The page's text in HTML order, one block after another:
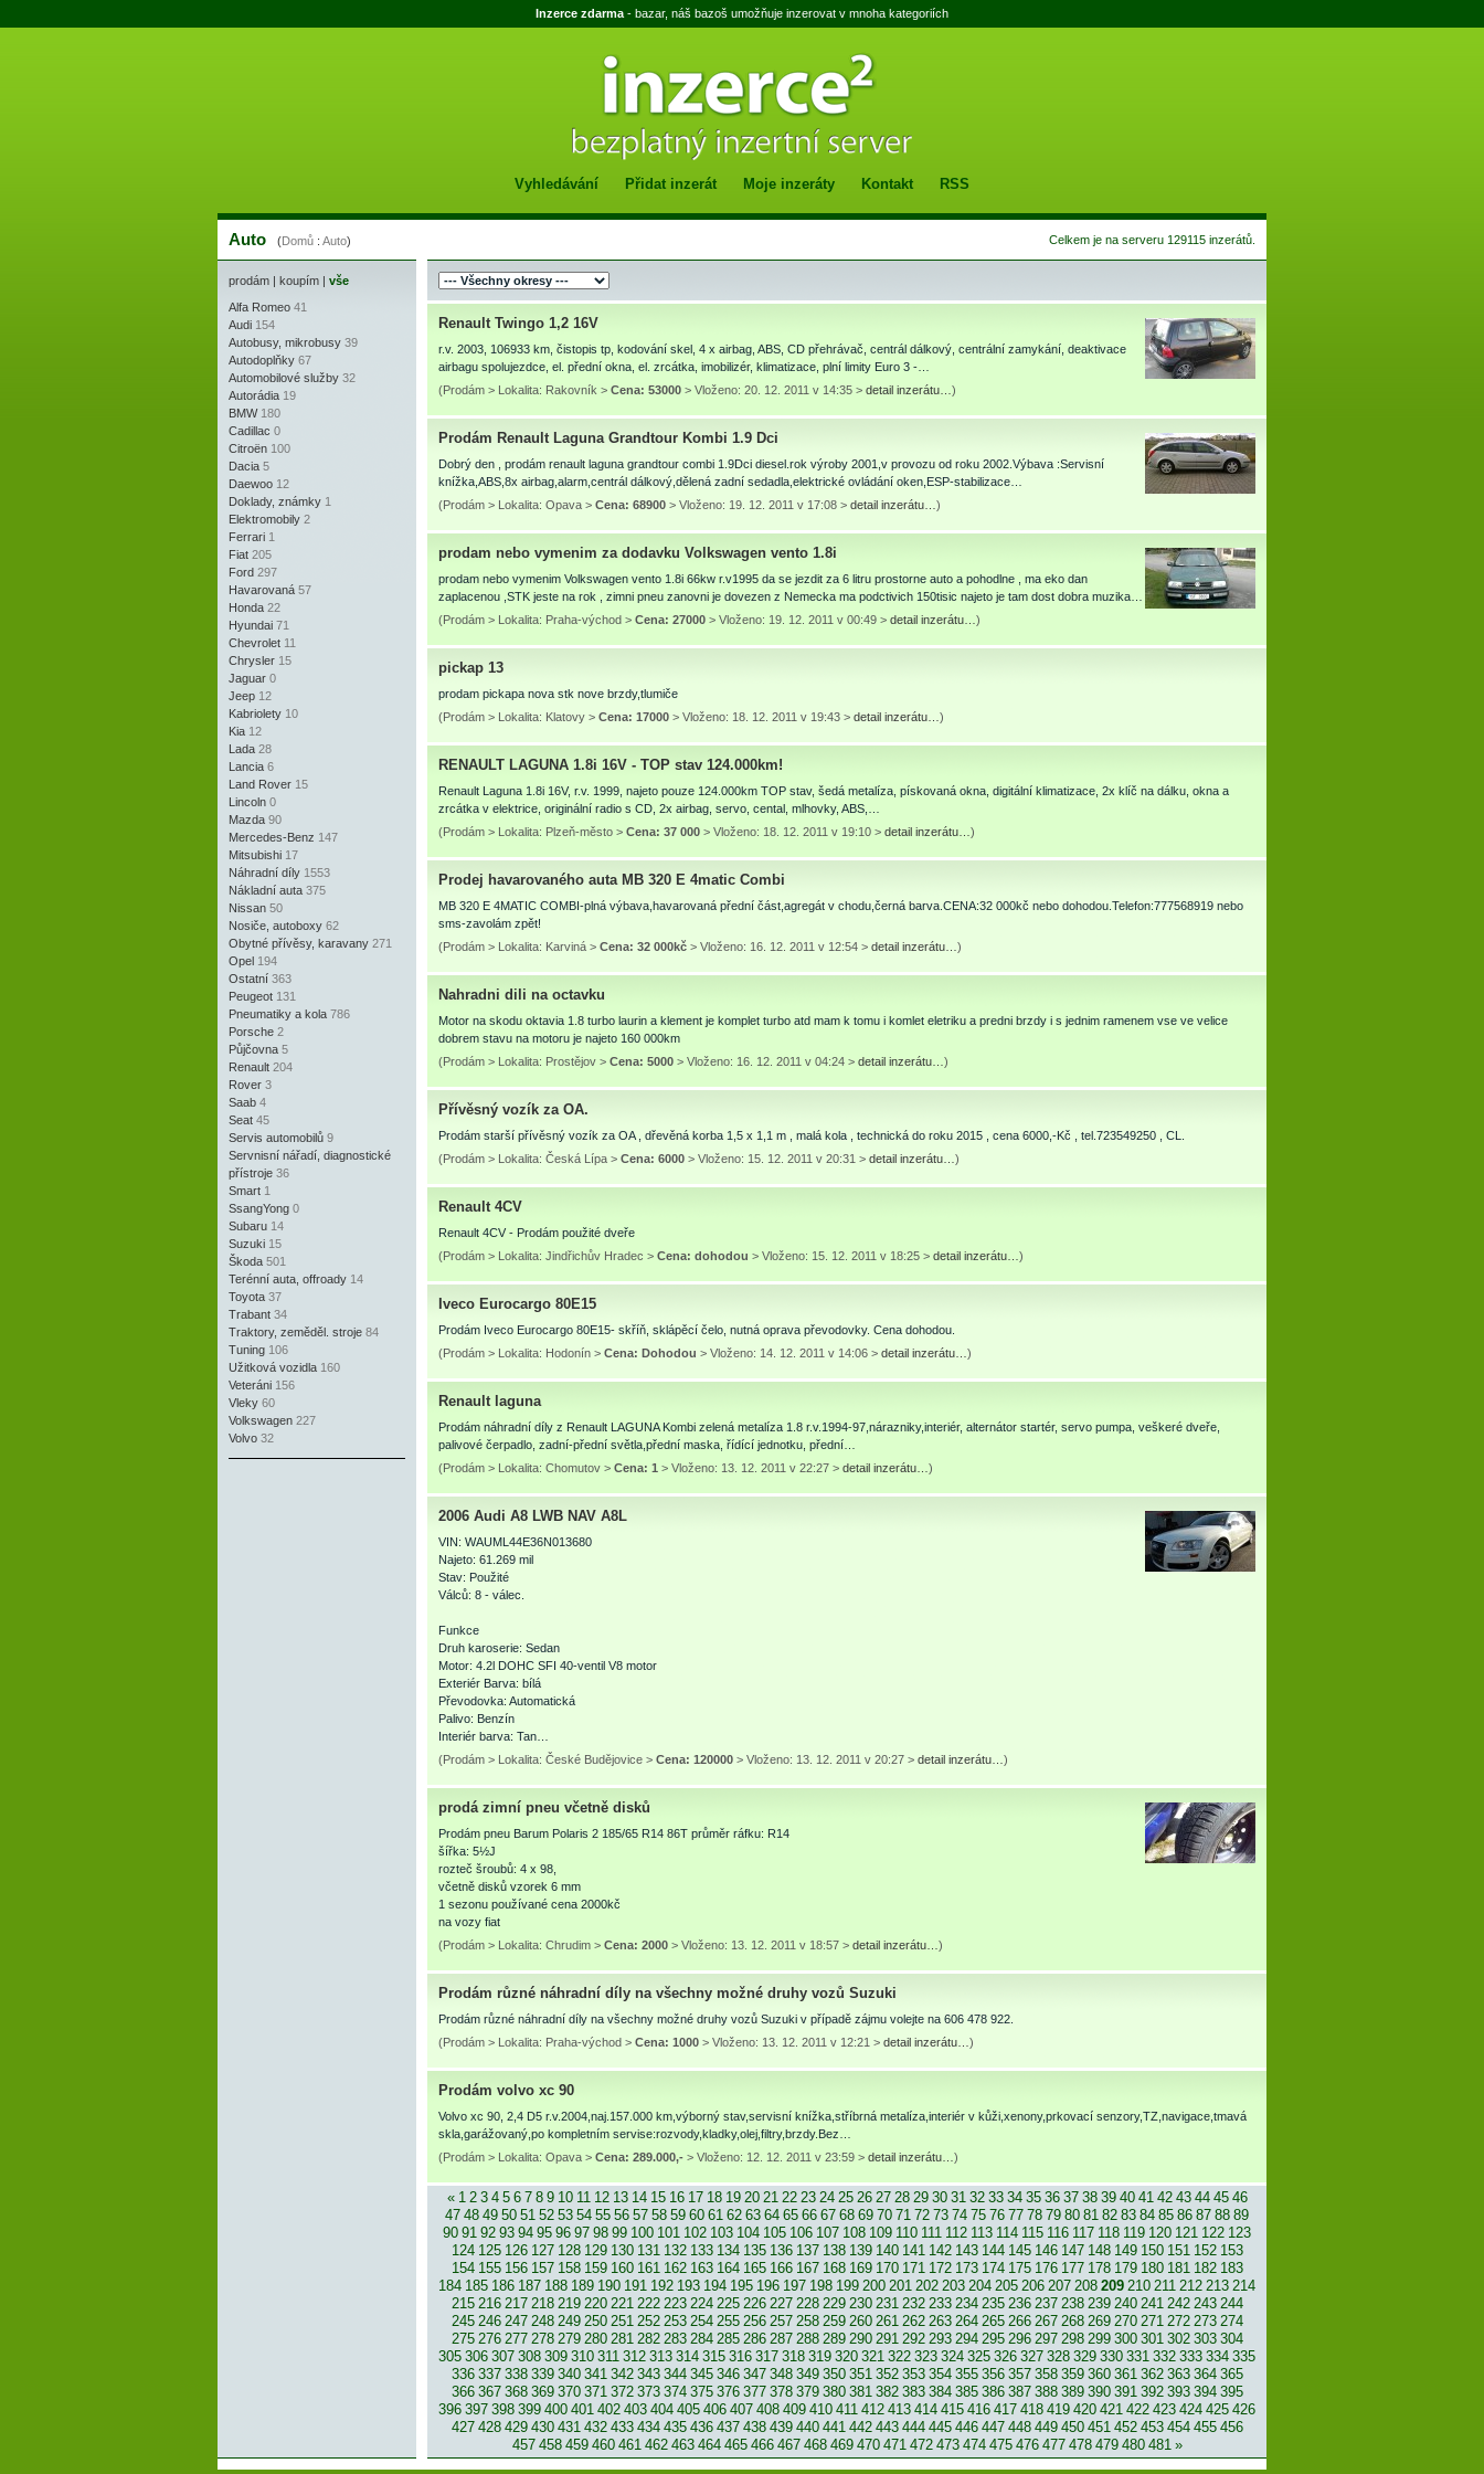
Inzerce zdarma - bazar, náš bazoš umožňuje inzerovat v mnoha kategoriích
Vyhledávání Přidat inzerát Moje inzeráty Kontakt RSS
Celkem je na serveru 129115 inzerátů.
Auto (Domů : Auto)
prodám | koupím | vše
Alfa Romeo 41
Audi 154
Autobusy, mikrobusy 39
Autodoplňky 67
Automobilové služby 32
Autorádia 19
BMW 180
Cadillac 0
Citroën 100
Dacia 5
Daewoo 12
Doklady, známky 1
Elektromobily 2
Ferrari 1
Fiat 205
Ford 297
Havarovaná 57
Honda 22
Hyundai 71
Chevrolet 11
Chrysler 15
Jaguar 0
Jeep 12
Kabriolety 10
Kia 12
Lada 28
Lancia 6
Land Rover 15
Lincoln 0
Mazda 90
Mercedes-Benz 147
Mitsubishi 17
Náhradní díly 1553
Nákladní auta 375
Nissan 50
Nosiče, autoboxy 62
Obytné přívěsy, karavany 271
Opel 194
Ostatní 363
Peugeot 131
Pneumatiky a kola 786
Porsche 2
Půjčovna 5
Renault 204
Rover 3
Saab 4
Seat 45
Servis automobilů 9
Servnisní nářadí, diagnostické
přístroje 36
Smart 1
SsangYong 0
Subaru 14
Suzuki 15
Škoda 501
Terénní auta, offroady 14
Toyota 37
Trabant 34
Traktory, zeměděl. stroje 84
Tuning 106
Užitková vozidla 160
Veteráni 156
Vleky 60
Volkswagen 227
Volvo 32
Renault Twingo 1,2 16V
r.v. 2003, 106933 km, čistopis tp, kodování skel, 4 x airbag, ABS, CD přehrávač, centrál dálkový, centrální zamykání, deaktivace
airbagu spolujezdce, el. přední okna, el. zrcátka, imobilizér, klimatizace, plní limity Euro 3 -…
(Prodám > Lokalita: Rakovník > Cena: 53000 > Vloženo: 20. 12. 2011 v 14:35 > detail inzerátu… )
Prodám Renault Laguna Grandtour Kombi 1.9 Dci
Dobrý den , prodám renault laguna grandtour combi 1.9Dci diesel.rok výroby 2001,v provozu od roku 2002.Výbava :Servisní
knížka,ABS,8x airbag,alarm,centrál dálkový,dělená zadní sedadla,elektrické ovládání oken,ESP-stabilizace…
(Prodám > Lokalita: Opava > Cena: 68900 > Vloženo: 19. 12. 2011 v 17:08 > detail inzerátu… )
prodam nebo vymenim za dodavku Volkswagen vento 1.8i
prodam nebo vymenim Volkswagen vento 1.8i 66kw r.v1995 da se jezdit za 6 litru prostorne auto a pohodlne , ma eko dan
zaplacenou ,STK jeste na rok , zimni pneu zanovni je dovezen z Nemecka ma podctivich 150tisic najeto je tam dost dobra muzika…
(Prodám > Lokalita: Praha-východ > Cena: 27000 > Vloženo: 19. 12. 2011 v 00:49 > detail inzerátu… )
pickap 13
prodam pickapa nova stk nove brzdy,tlumiče
(Prodám > Lokalita: Klatovy > Cena: 17000 > Vloženo: 18. 12. 2011 v 19:43 > detail inzerátu… )
RENAULT LAGUNA 1.8i 16V - TOP stav 124.000km!
Renault Laguna 1.8i 16V, r.v. 1999, najeto pouze 124.000km TOP stav, šedá metalíza, pískovaná okna, digitální klimatizace, 2x klíč na dálku, okna a
zrcátka v elektrice, originální radio s CD, 2x airbag, servo, cental, mlhovky, ABS,…
(Prodám > Lokalita: Plzeň-město > Cena: 37 000 > Vloženo: 18. 12. 2011 v 19:10 > detail inzerátu… )
Prodej havarovaného auta MB 320 E 4matic Combi
MB 320 E 4MATIC COMBI-plná výbava,havarovaná přední část,agregát v chodu,černá barva.CENA:32 000kč nebo dohodou.Telefon:777568919 nebo
sms-zavolám zpět!
(Prodám > Lokalita: Karviná > Cena: 32 000kč > Vloženo: 16. 12. 2011 v 12:54 > detail inzerátu… )
Nahradni dili na octavku
Motor na skodu oktavia 1.8 turbo laurin a klement je komplet turbo atd mam k tomu i komlet eletriku a predni brzdy i s jednim ramenem vse ve velice
dobrem stavu na motoru je najeto 160 000km
(Prodám > Lokalita: Prostějov > Cena: 5000 > Vloženo: 16. 12. 2011 v 04:24 > detail inzerátu… )
Přívěsný vozík za OA.
Prodám starší přívěsný vozík za OA , dřevěná korba 1,5 x 1,1 m , malá kola , technická do roku 2015 , cena 6000,-Kč , tel.723549250 , CL.
(Prodám > Lokalita: Česká Lípa > Cena: 6000 > Vloženo: 15. 12. 2011 v 20:31 > detail inzerátu… )
Renault 4CV
Renault 4CV - Prodám použité dveře
(Prodám > Lokalita: Jindřichův Hradec > Cena: dohodou > Vloženo: 15. 12. 2011 v 18:25 > detail inzerátu… )
Iveco Eurocargo 80E15
Prodám Iveco Eurocargo 80E15- skříň, sklápěcí čelo, nutná oprava převodovky. Cena dohodou.
(Prodám > Lokalita: Hodonín > Cena: Dohodou > Vloženo: 14. 12. 2011 v 14:06 > detail inzerátu… )
Renault laguna
Prodám náhradní díly z Renault LAGUNA Kombi zelená metalíza 1.8 r.v.1994-97,nárazniky,interiér, alternátor startér, servo pumpa, veškeré dveře,
palivové čerpadlo, zadní-přední světla,přední maska, řídící jednotku, přední…
(Prodám > Lokalita: Chomutov > Cena: 1 > Vloženo: 13. 12. 2011 v 22:27 > detail inzerátu… )
2006 Audi A8 LWB NAV A8L
VIN: WAUML44E36N013680
Najeto: 61.269 mil
Stav: Použité
Válců: 8 - válec.
Funkce
Druh karoserie: Sedan
Motor: 4.2l DOHC SFI 40-ventil V8 motor
Exteriér Barva: bílá
Převodovka: Automatická
Palivo: Benzín
Interiér barva: Tan…
(Prodám > Lokalita: České Budějovice > Cena: 120000 > Vloženo: 13. 12. 2011 v 20:27 > detail inzerátu… )
prodá zimní pneu včetně disků
Prodám pneu Barum Polaris 2 185/65 R14 86T průměr ráfku: R14
šířka: 5½J
rozteč šroubů: 4 x 98,
včetně disků vzorek 6 mm
1 sezonu používané cena 2000kč
na vozy fiat
(Prodám > Lokalita: Chrudim > Cena: 2000 > Vloženo: 13. 12. 2011 v 18:57 > detail inzerátu… )
Prodám různé náhradní díly na všechny možné druhy vozů Suzuki
Prodám různé náhradní díly na všechny možné druhy vozů Suzuki v případě zájmu volejte na 606 478 922.
(Prodám > Lokalita: Praha-východ > Cena: 1000 > Vloženo: 13. 12. 2011 v 12:21 > detail inzerátu… )
Prodám volvo xc 90
Volvo xc 90, 2,4 D5 r.v.2004,naj.157.000 km,výborný stav,servisní knížka,stříbrná metalíza,interiér v kůži,xenony,prkovací senzory,TZ,navigace,tmavá
skla,garážovaný,po kompletním servise:rozvody,kladky,olej,filtry,brzdy.Bez…
(Prodám > Lokalita: Opava > Cena: 289.000,- > Vloženo: 12. 12. 2011 v 23:59 > detail inzerátu… )
« 1 2 3 4 5 6 7 8 9 10 11 12 13 14 15 16 17 18 19 20 21 22 23 24 25 26 27 28 29 30 31 32 33 34 35 36 37 38 39 40 41 42 43 44 45 46
47 48 49 50 51 52 53 54 55 56 57 58 59 60 61 62 63 64 65 66 67 68 69 70 71 72 73 74 75 76 77 78 79 80 81 82 83 84 85 86 87 88 89
90 91 92 93 94 95 96 97 98 99 100 101 102 103 104 105 106 107 108 109 110 111 112 113 114 115 116 117 118 119 120 121 122 123
124 125 126 127 128 129 130 131 132 133 134 135 136 137 138 139 140 141 142 143 144 145 146 147 148 149 150 151 152 153
154 155 156 157 158 159 160 161 162 163 164 165 166 167 168 169 170 171 172 173 174 175 176 177 178 179 180 181 182 183
184 185 186 187 188 189 190 191 192 193 194 195 196 197 198 199 200 201 202 203 204 205 206 207 208 209 210 211 212 213 214
215 216 217 218 219 220 221 222 223 224 225 226 227 228 229 230 231 232 233 234 235 236 237 238 239 240 241 242 243 244
245 246 247 248 249 250 251 252 253 254 255 256 257 258 259 260 261 262 263 264 265 266 267 268 269 270 271 272 273 274
275 276 277 278 279 280 281 282 283 284 285 286 287 288 289 290 291 292 293 294 295 296 297 298 299 300 301 302 303 304
305 306 307 308 309 310 311 312 313 314 315 316 317 318 319 320 321 322 323 324 325 326 327 328 329 330 331 332 333 334 335
336 337 338 339 340 341 342 343 344 345 346 347 348 349 350 351 352 353 354 355 356 357 358 359 360 361 362 363 364 365
366 367 368 369 370 371 372 373 374 375 376 377 378 379 380 381 382 383 384 385 386 387 388 389 390 391 392 393 394 395
396 397 398 399 400 401 402 403 404 405 406 407 408 409 410 411 412 413 414 415 416 417 418 419 420 421 422 423 424 425 426
427 428 429 430 431 432 433 434 435 436 437 438 439 440 441 442 443 444 445 446 447 448 449 450 451 452 453 454 455 456
457 458 459 460 461 462 463 464 465 466 467 468 469 470 471 472 473 474 475 476 477 478 479 480 481 »